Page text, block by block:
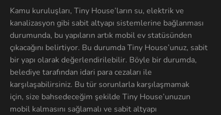
Kamu kuruluşları, Tiny House’ların su, elektrik ve
kanalizasyon gibi sabit altyapı sistemlerine bağlanması
durumunda, bu yapıların artık mobil ev statüsünden
çıkacağını belirtiyor. Bu durumda Tiny House’unuz, sabit
bir yapı olarak değerlendirilebilir. Böyle bir durumda,
belediye tarafından idari para cezaları ile
karşılaşabilirsiniz. Bu tür sorunlarla karşılaşmamak
için, size bahsedeceğim şekilde Tiny House’unuzun
mobil kalmasını sağlamalı ve sabit altyapı